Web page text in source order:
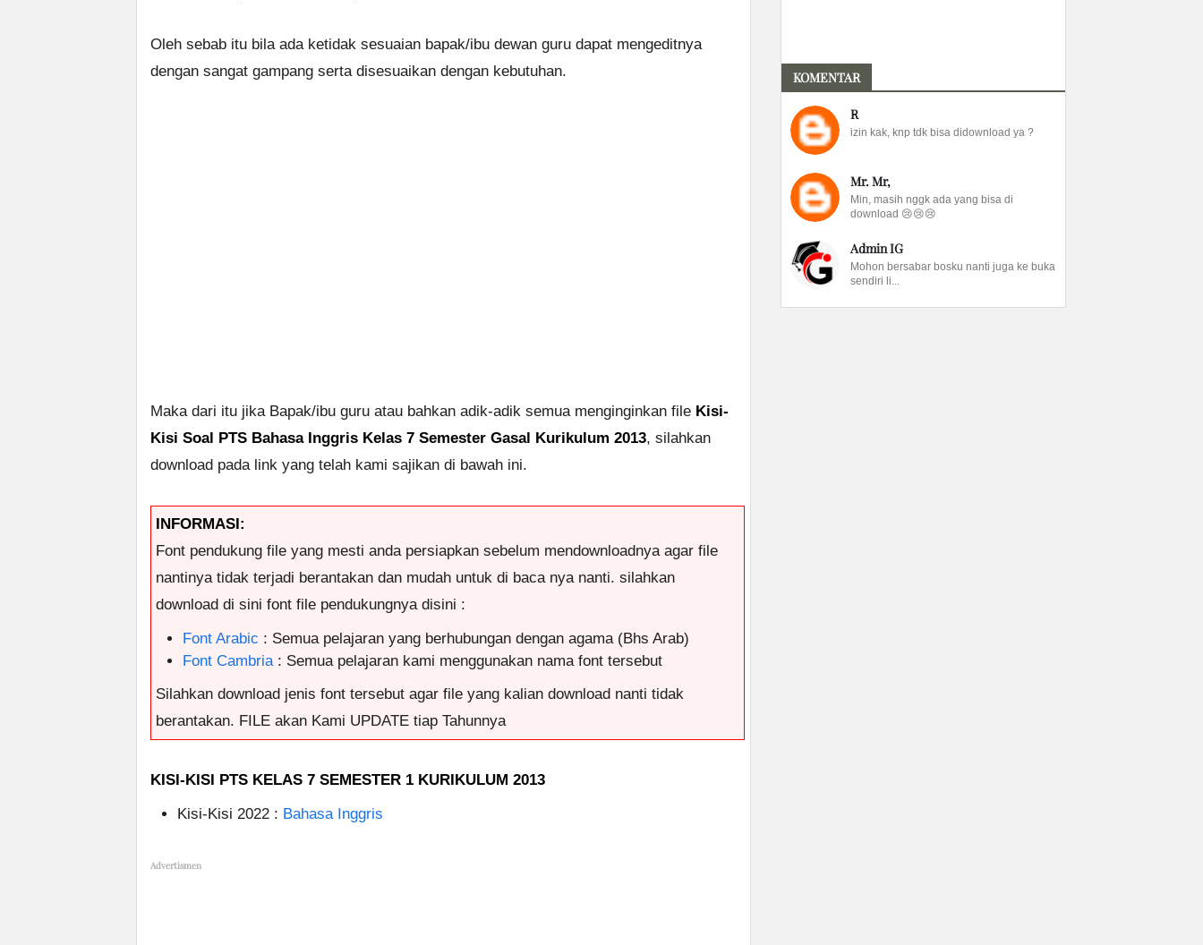
Oleh sebab itu bila ada ketidak sesuaian bapak/ibu dewan guru dapat mengeditnya
dengan sangat gampang serta disesuaikan dengan kebutuhan.
Maka dari itu jika Bapak/ibu guru atau bahkan adik-adik semua menginginkan file Kisi-
Kisi Soal PTS Bahasa Inggris Kelas 7 Semester Gasal Kurikulum 2013, silahkan
download pada link yang telah kami sajikan di bawah ini.
INFORMASI:
Font pendukung file yang mesti anda persiapkan sebelum mendownloadnya agar file
nantinya tidak terjadi berantakan dan mudah untuk di baca nya nanti. silahkan
download di sini font file pendukungnya disini :
Font Arabic : Semua pelajaran yang berhubungan dengan agama (Bhs Arab)
Font Cambria: Semua pelajaran kami menggunakan nama font tersebut
Silahkan download jenis font tersebut agar file yang kalian download nanti tidak
berantakan. FILE akan Kami UPDATE tiap Tahunnya
KISI-KISI PTS KELAS 7 SEMESTER 1 KURIKULUM 2013
Kisi-Kisi 2022 : Bahasa Inggris
Advertismen
KOMENTAR
R
izin kak, knp tdk bisa didownload ya ?
Mr. Mr,
Min, masih nggk ada yang bisa di
download 😢😢😢
Admin IG
Mohon bersabar bosku nanti juga ke buka
sendiri li...